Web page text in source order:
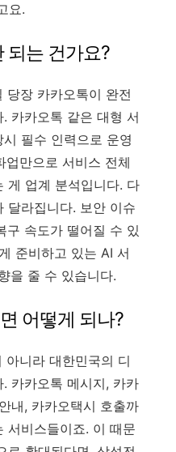
요.
되는 건가요?
당장 카카오톡이 완전
카카오톡 같은 대형 서
필수 인력으로 운영
만으로 서비스 전체
게 업계 분석입니다. 다
달라집니다. 보안 이슈
구 속도가 떨어질 수 있
준비하고 있는 AI 서
을 줄 수 있습니다.
어떻게 되나?
아니라 대한민국의 디
카카오톡 메시지, 카카
내, 카카오택시 호출까
서비스들이죠. 이 때문